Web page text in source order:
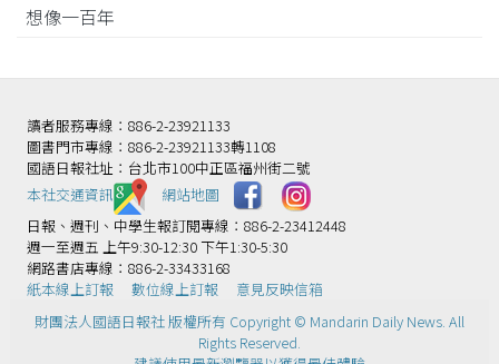
想像一百年
讀者服務專線：886-2-23921133
圖書門市專線：886-2-23921133轉1108
國語日報社址：台北市100中正區福州街二號
本社交通資訊️
網站地圖
日報、週刊、中學生報訂閱專線：886-2-23412448
週一至週五 上午9:30-12:30 下午1:30-5:30
網路書店專線：886-2-33433168
紙本線上訂報
數位線上訂報
意見反映信箱
財團法人國語日報社 版權所有 Copyright © Mandarin Daily News. All
Rights Reserved.